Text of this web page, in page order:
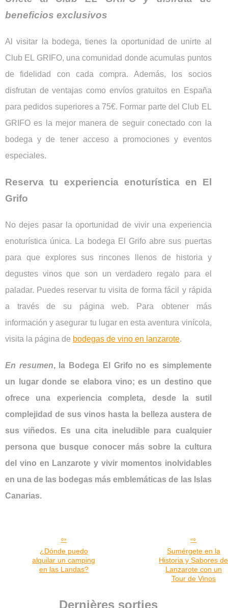
beneficios exclusivos
Al visitar la bodega, tienes la oportunidad de unirte al
Club EL GRIFO, una comunidad donde acumulas puntos
de fidelidad con cada compra. Además, los socios
disfrutan de ventajas como envíos gratuitos en España
para pedidos superiores a 75€. Formar parte del Club EL
GRIFO es la mejor manera de seguir conectado con la
bodega y de tener acceso a promociones y eventos
especiales.
Reserva tu experiencia enoturística en El
Grifo
No dejes pasar la oportunidad de vivir una experiencia
enoturística única. La bodega El Grifo abre sus puertas
para que explores sus rincones llenos de historia y
degustes vinos que son un verdadero regalo para el
paladar. Puedes reservar tu visita de forma fácil y rápida
a través de su página web. Para obtener más
información y asegurar tu lugar en esta aventura vinícola,
visita la página de bodegas de vino en lanzarote.
En resumen, la Bodega El Grifo no es simplemente
un lugar donde se elabora vino; es un destino que
ofrece una experiencia completa, desde la sutil
complejidad de sus vinos hasta la belleza austera de
sus viñedos. Es una cita ineludible para cualquier
persona que busque conocer más sobre la cultura
del vino en Lanzarote y vivir momentos inolvidables
en una de las bodegas más emblemáticas de las Islas
Canarias.
¿Dónde puedo
alquilar un camping
en las Landas?
Sumérgete en la
Historia y Sabores de
Lanzarote con un
Tour de Vinos
Dernières sorties